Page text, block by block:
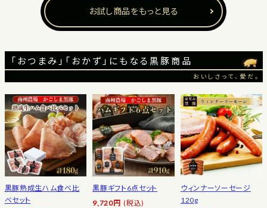
お試し商品をもっと見る
「おつまみ」「おかず」にもなる黒豚商品
おいしさって、愛だ。
黒豚熟成生ハム食べ比
べセット
黒豚ギフト6点セット
9,720円 (税込)
ウィンナーソーセージ
120g